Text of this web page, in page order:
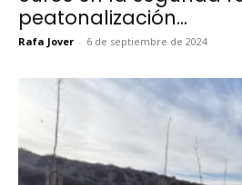
peatonalización...
Rafa Jover - 6 de septiembre de 2024